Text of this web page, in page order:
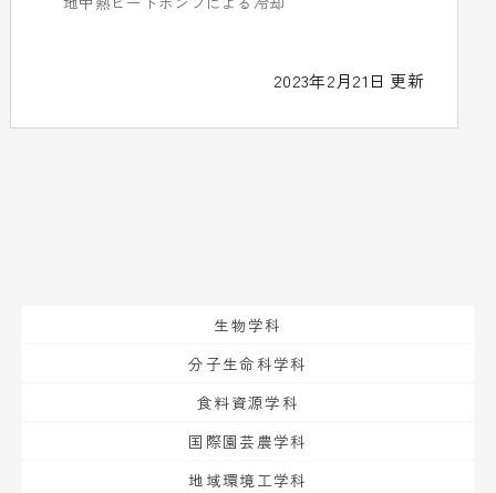
2023年2月21日 更新
生物学科
分子生命科学科
食料資源学科
国際園芸農学科
地域環境工学科